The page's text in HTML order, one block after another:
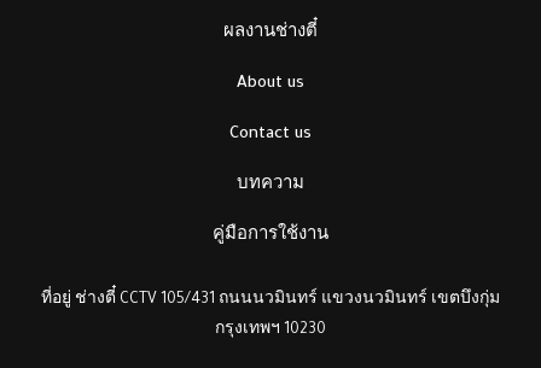
ผลงานช่างตี๋
About us
Contact us
บทความ
คู่มือการใช้งาน
ที่อยู่ ช่างตี๋ CCTV 105/431 ถนนนวมินทร์ แขวงนวมินทร์ เขตบึงกุ่ม
กรุงเทพฯ 10230